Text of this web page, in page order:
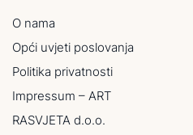
O nama
Opći uvjeti poslovanja
Politika privatnosti
Impressum – ART
RASVJETA d.o.o.